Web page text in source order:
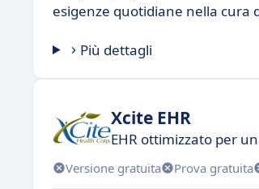
esigenze quotidiane nella cura
Più dettagli
Xcite EHR
EHR ottimizzato per
Versione gratuita Prova gratuita